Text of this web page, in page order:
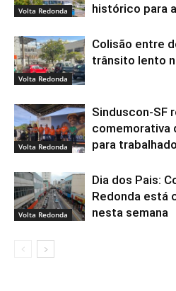
Volta Redonda
histórico para
Volta Redonda
Colisão entre
trânsito lento
Volta Redonda
Sinduscon-SF
comemorativa
para
Volta Redonda
Dia dos Pais:
Redonda está
nesta semana